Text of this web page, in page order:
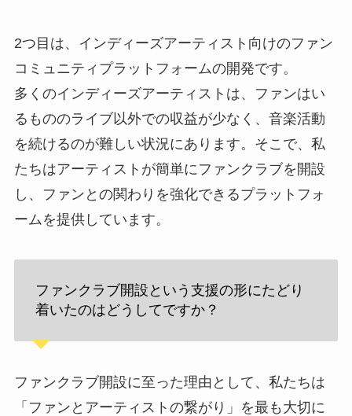
2つ目は、インディーズアーティスト向けのファン
コミュニティプラットフォームの開発です。
多くのインディーズアーティストは、ファンはい
るもののライブ以外での収益が少なく、音楽活動
を続けるのが難しい状況にあります。そこで、私
たちはアーティストが簡単にファンクラブを開設
し、ファンとの関わりを強化できるプラットフォ
ームを提供しています。
ファンクラブ開設という支援の形にたどり
着いたのはどうしてですか？
ファンクラブ開設に至った理由として、私たちは
「ファンとアーティストの繋がり」を最も大切に